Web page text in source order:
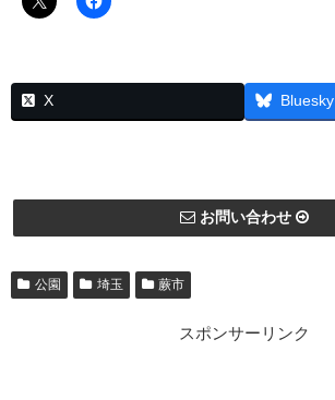
X Bluesky
お問い合わせ
公園 埼玉 蕨市
スポンサーリンク